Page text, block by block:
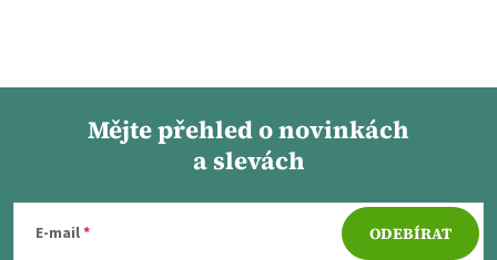
Mějte přehled o novinkách
a slevách
E-mail ODEBÍRAT